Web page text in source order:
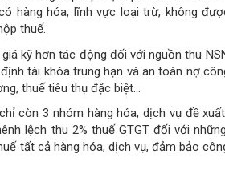
hàng hóa, lĩnh vực loại trừ, không
thuế.
kỹ hơn tác động đối với nguồn thu
tài khóa trung hạn và an toàn nợ
thuế tiêu thụ đặc biệt…
còn 3 nhóm hàng hóa, dịch vụ đề
lệch thu 2% thuế GTGT đối với
tất cả hàng hóa, dịch vụ, đảm bảo